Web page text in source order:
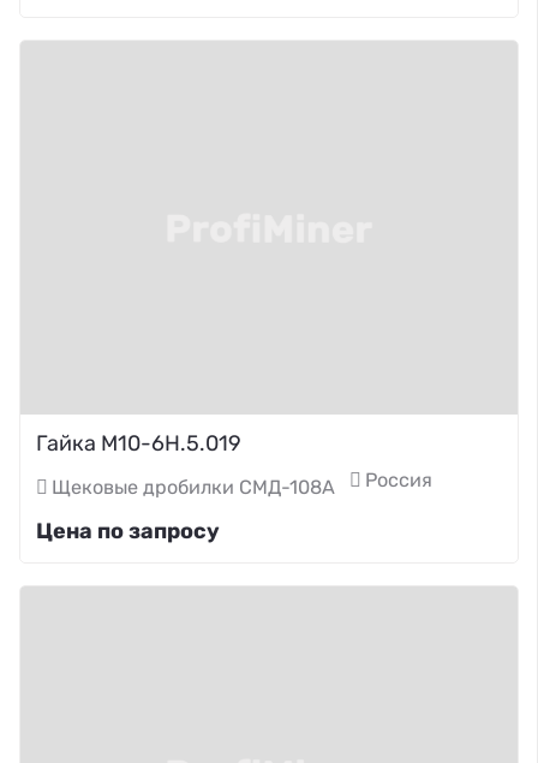
Гайка М10-6Н.5.019
Щековые дробилки СМД-108А Россия
Цена по запросу